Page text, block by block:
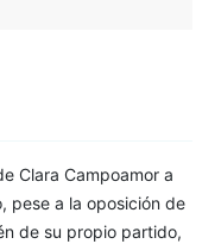
Clara Campoamor a
pese a la oposición de
de su propio partido,